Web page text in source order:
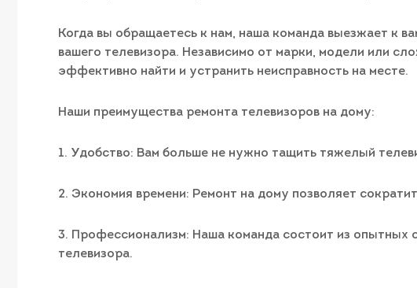
Когда вы обращаетесь к нам, наша команда выезжает к
вашего телевизора. Независимо от марки, модели или
эффективно найти и устранить неисправность на месте.
Наши преимущества ремонта телевизоров на дому:
1. Удобство: Вам больше не нужно тащить тяжелый
2. Экономия времени: Ремонт на дому позволяет
3. Профессионализм: Наша команда состоит из опытных
телевизора.